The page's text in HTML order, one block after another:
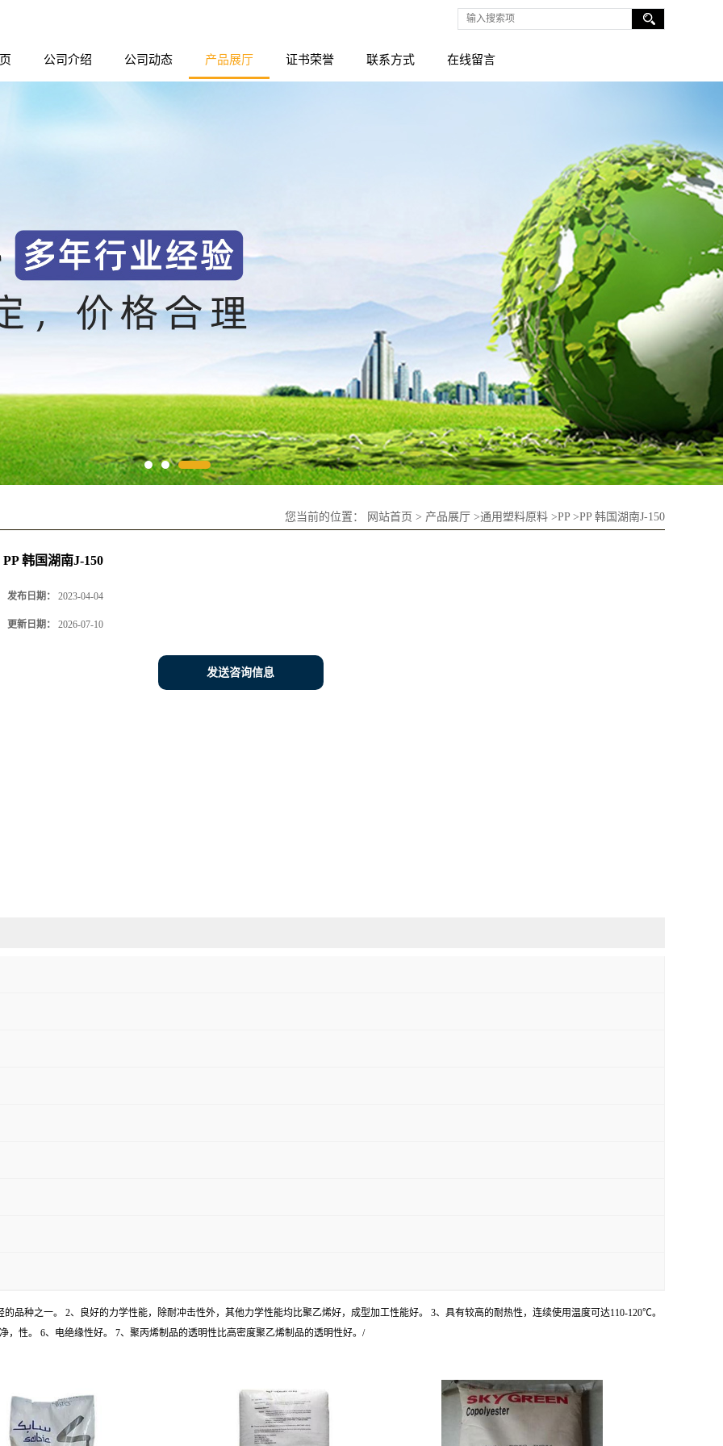
公司介绍 公司动态 产品展厅 证书荣誉 联系方式 在线留言
您当前的位置： 网站首页 > 产品展厅 >通用塑料原料 >PP >PP 韩国湖南J-150
PP 韩国湖南J-150
发布日期： 2023-04-04
更新日期： 2026-07-10
发送咨询信息
品种之一。 2、良好的力学性能，除耐冲击性外，其他力学性能均比聚乙烯好，成型加工性能好。 3、具有较高的耐热性，连续使用温度可达110-120℃。
性。 6、电绝缘性好。 7、聚丙烯制品的透明性比高密度聚乙烯制品的透明性好。/